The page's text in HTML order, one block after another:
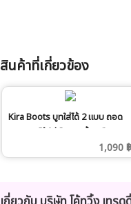
สินค้าที่เกี่ยวข้อง
Kira Boots บูทใส่ได้ 2 แบบ ถอด
ปลอกขาได้ ใส่เป็น บูทสั้น หรือ บูท
1,090 ฿